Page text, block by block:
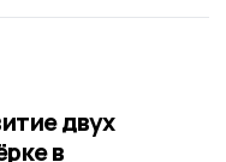
двух
в